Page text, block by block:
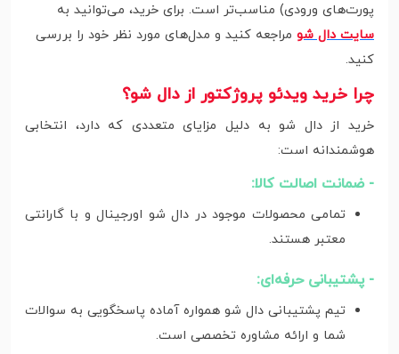
پورت‌های ورودی) مناسب‌تر است. برای خرید، می‌توانید به
سایت دال شو مراجعه کنید و مدل‌های مورد نظر خود را بررسی
کنید.
چرا خرید ویدئو پروژکتور از دال شو؟
خرید از دال شو به دلیل مزایای متعددی که دارد، انتخابی
هوشمندانه است:
- ضمانت اصالت کالا:
تمامی محصولات موجود در دال شو اورجینال و با گارانتی
معتبر هستند.
- پشتیبانی حرفه‌ای:
تیم پشتیبانی دال شو همواره آماده پاسخگویی به سوالات
شما و ارائه مشاوره تخصصی است.